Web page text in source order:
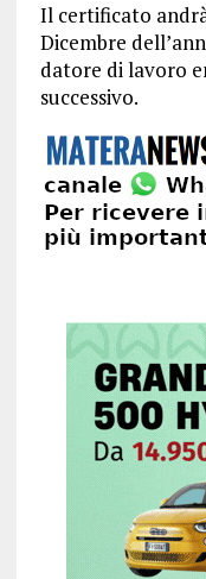
Il certificato
Dicembre
datore di lavoro
successivo.